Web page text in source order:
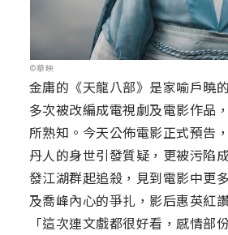
©華映
金庸的《天龍八部》是家喻戶曉
多次被改編成電視劇及電影作品
所熟知。今天公佈電影正式預告
丹人的身世引發質疑，更被污陷
發江湖群起追殺，見到電影中更
及喬峰內心的爭扎，影后惠英紅
「這次連文戲都很好看，感情部